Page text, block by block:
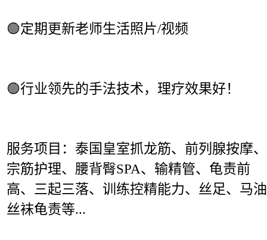
🟢定期更新老师生活照片/视频
🟢行业领先的手法技术，理疗效果好！
服务项目：泰国皇室抓龙筋、前列腺按摩、
宗筋护理、腰背臀SPA、输精管、龟责前
高、三起三落、训练控精能力、丝足、马油
丝袜龟责等...